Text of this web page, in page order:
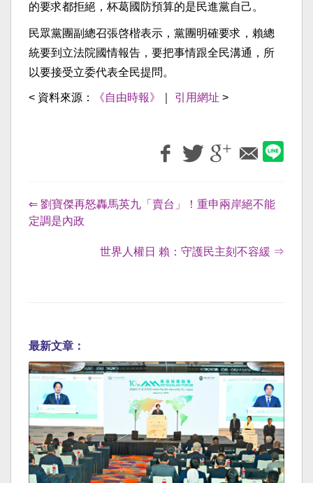
的要求都拒絕，杯葛國防預算的是民進黨自己。
民眾黨團副總召張啓楷表示，黨團明確要求，賴總
統要到立法院國情報告，要把事情跟全民溝通，所
以要接受立委代表全民提問。
< 資料來源： 《自由時報》 引用網址 >
⇐ 劉寶傑再怒轟馬英九「賣台」！重申兩岸絕不能
定調是內政
世界人權日 賴：守護民主刻不容緩 ⇒
最新文章：